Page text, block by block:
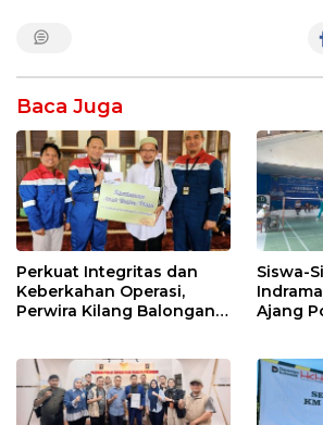
Baca Juga
Perkuat Integritas dan
Keberkahan Operasi,
Perwira Kilang Balongan
Siswa-
Ajang